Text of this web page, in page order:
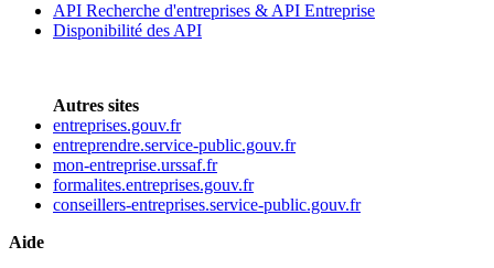
API Recherche d'entreprises & API Entreprise
Disponibilité des API
Autres sites
entreprises.gouv.fr
entreprendre.service-public.gouv.fr
mon-entreprise.urssaf.fr
formalites.entreprises.gouv.fr
conseillers-entreprises.service-public.gouv.fr
Aide